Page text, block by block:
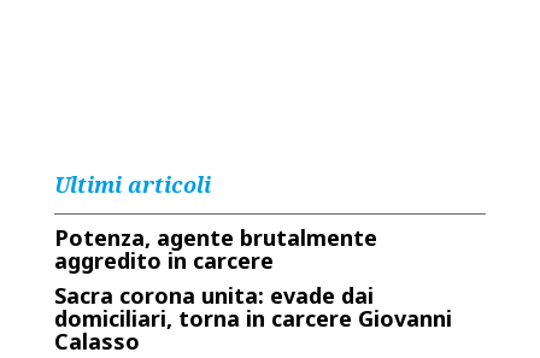
Ultimi articoli
Potenza, agente brutalmente
aggredito in carcere
Sacra corona unita: evade dai
domiciliari, torna in carcere Giovanni
Calasso